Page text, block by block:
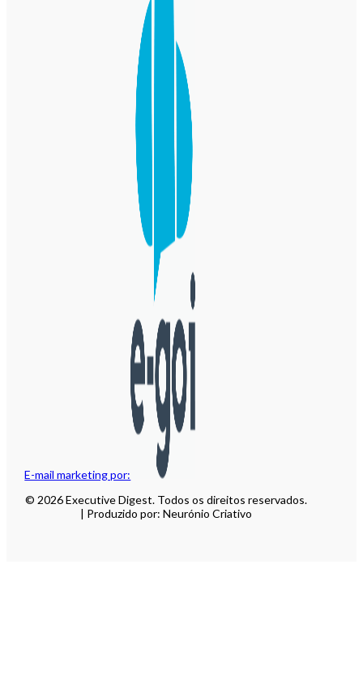
E-mail marketing por:
© 2026 Executive Digest. Todos os direitos reservados.
| Produzido por: Neurónio Criativo